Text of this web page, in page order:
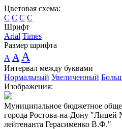
Цветовая схема:
C C C C
Шрифт
Arial Times
Размер шрифта
A A A
Интервал между буквами
Нормальный Увеличенный
Изображения:
Муниципальное бюджетное
города Ростова-на-Дону "Лицей
лейтенанта Герасименко В.Ф."